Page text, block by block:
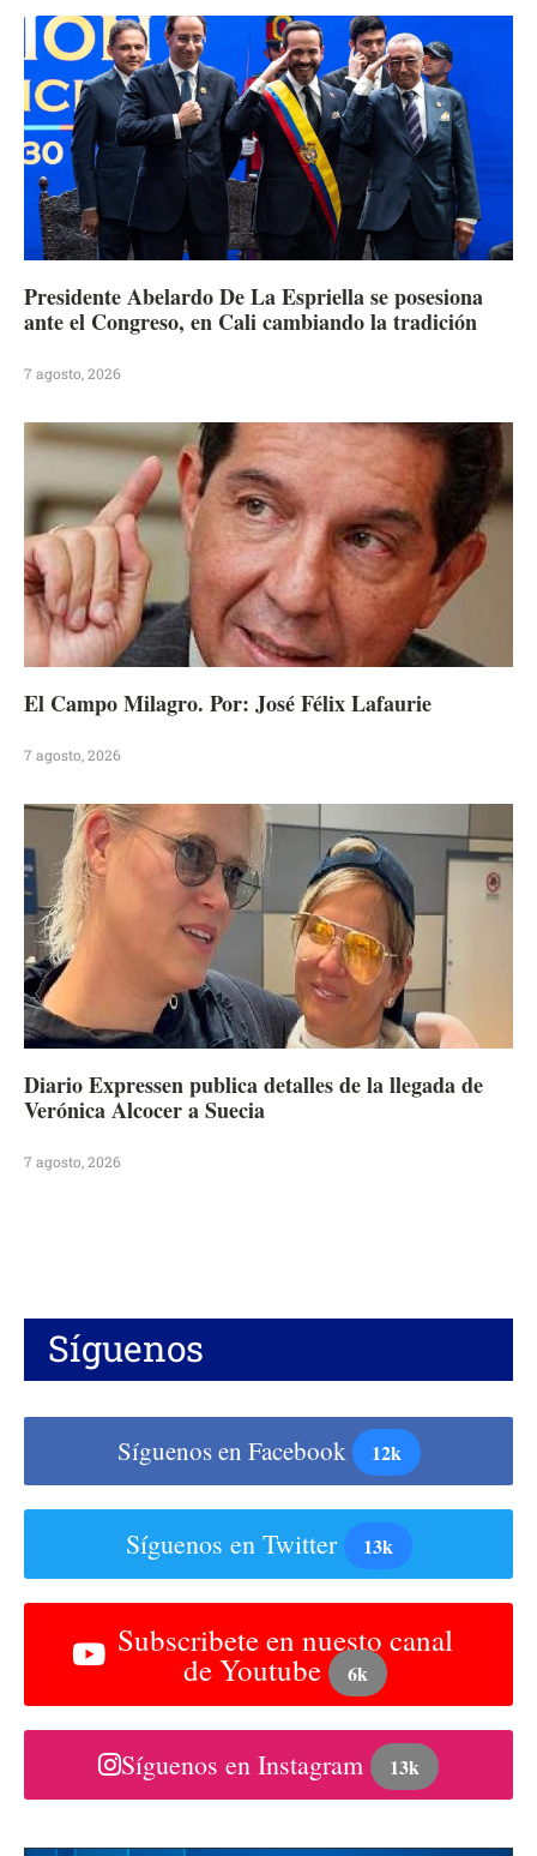
Presidente Abelardo De La Espriella se posesiona
ante el Congreso, en Cali cambiando la tradición
7 agosto, 2026
El Campo Milagro. Por: José Félix Lafaurie
7 agosto, 2026
Diario Expressen publica detalles de la llegada de
Verónica Alcocer a Suecia
7 agosto, 2026
Síguenos
Síguenos en Facebook 12k
Síguenos en Twitter 13k
Subscribete en nuesto canal
de Youtube 6k
Síguenos en Instagram 13k